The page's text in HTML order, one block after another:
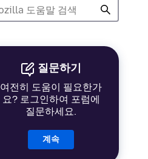
질문하기
여전히 도움이 필요한가
요? 로그인하여 포럼에
질문하세요.
계속